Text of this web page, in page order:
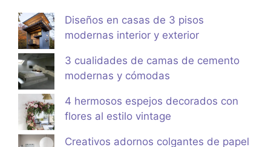
Diseños en casas de 3 pisos
modernas interior y exterior
3 cualidades de camas de cemento
modernas y cómodas
4 hermosos espejos decorados con
flores al estilo vintage
Creativos adornos colgantes de papel